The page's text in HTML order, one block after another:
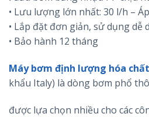
• Lưu lượng lớn nhất: 30 l/h –
• Lắp đặt đơn giản, sử dụng dễ
• Bảo hành 12 tháng
Máy bơm định lượng hóa chất
khẩu Italy) là dòng bơm phổ
được lựa chọn nhiều cho các